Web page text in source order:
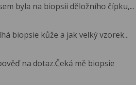
byla na biopsii děložního čípku,...
biopsie kůže a jak velký vzorek...
na dotaz.Čeká mě biopsie